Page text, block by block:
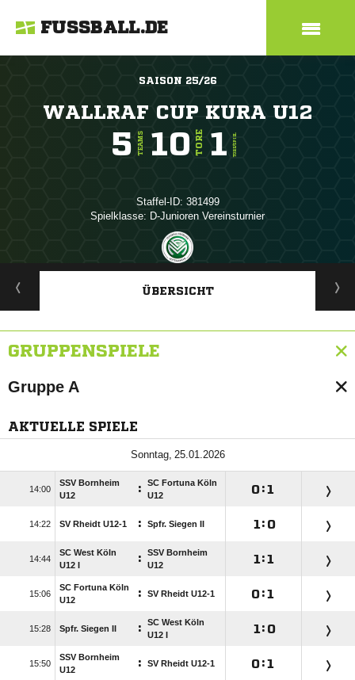
FUSSBALL.DE
SAISON 25/26
WALLRAF CUP KURA U12
5 TEAMS 10 TORE 1 TORE/SPIEL
Staffel-ID: 381499
Spielklasse: D-Junioren Vereinsturnier
ANZEIGE
ÜBERSICHT
GRUPPENSPIELE
Gruppe A
AKTUELLE SPIELE
 

SSV Bornheim
U12
:
SC Fortuna Köln
U12
 : 
 SV Rheidt U12-1 : Spfr. Siegen II  : 

SC West Köln
U12 I
:
SSV Bornheim
U12
 : 

SC Fortuna Köln
U12
: SV Rheidt U12-1  : 
 Spfr. Siegen II :
SC West Köln
U12 I
 : 

SSV Bornheim
U12
: SV Rheidt U12-1  : 